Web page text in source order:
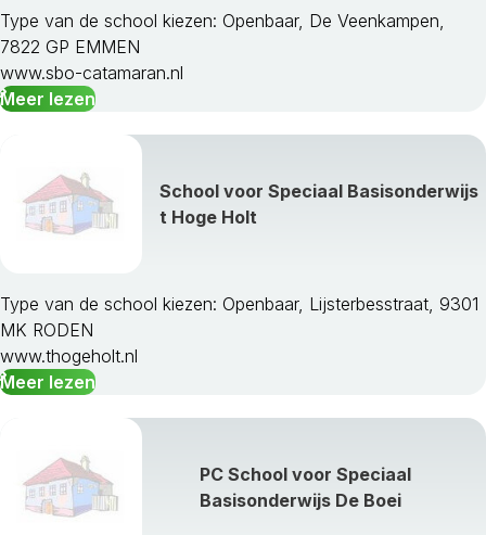
Type van de school kiezen: Openbaar, De Veenkampen,
7822 GP EMMEN
www.sbo-catamaran.nl
Meer lezen
School voor Speciaal Basisonderwijs
t Hoge Holt
Type van de school kiezen: Openbaar, Lijsterbesstraat, 9301
MK RODEN
www.thogeholt.nl
Meer lezen
PC School voor Speciaal
Basisonderwijs De Boei